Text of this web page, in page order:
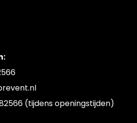
(tijdens openingstijden)